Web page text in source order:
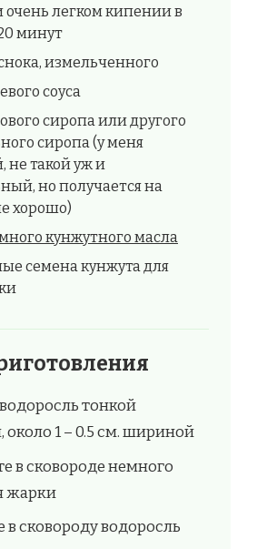
очень легком кипении в
минут
измельченного
соуса
сиропа или другого
сиропа (у меня
не такой уж и
но получается на
хорошо)
кунжутного масла
семена кунжута для
тонкой
около 1 – 0.5 см. шириной
в сковороде немного
жарки
в сковороду водоросль